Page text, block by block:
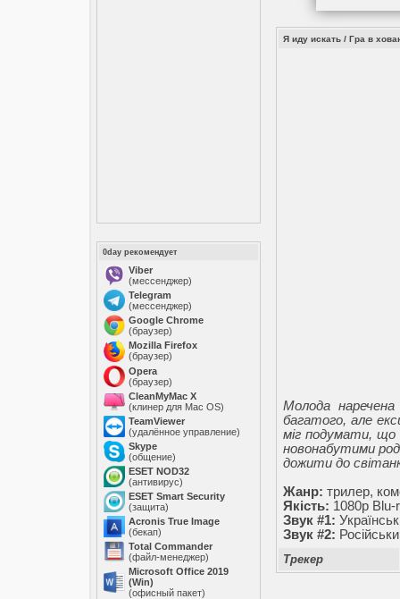
0day рекомендует
Viber
(мессенджер)
Telegram
(мессенджер)
Google Chrome
(браузер)
Mozilla Firefox
(браузер)
Opera
(браузер)
CleanMyMac X
(клинер для Mac OS)
TeamViewer
(удалённое управление)
Skype
(общение)
ESET NOD32
(антивирус)
ESET Smart Security
(защита)
Acronis True Image
(бекап)
Total Commander
(файл-менеджер)
Microsoft Office 2019
(Win)
(офисный пакет)
Я иду искать / Гра в
Молода наречена
багатого, але
міг подумати, що
новонабутими
дожити до
Жанр: трилер,
Якість: 1080p
Звук #1:
Звук #2:
Трекер